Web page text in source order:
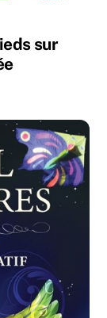
sur